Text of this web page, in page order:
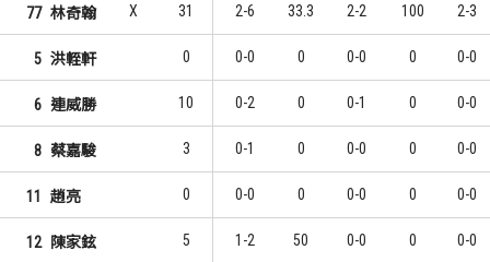
77 林奇翰 X 31 2-6 33.3 2-2 100 2-3
5 洪輊軒 0 0-0 0 0-0 0 0-0
6 連威勝 10 0-2 0 0-1 0 0-0
8 蔡嘉駿 3 0-1 0 0-0 0 0-0
11 趙亮 0 0-0 0 0-0 0 0-0
12 陳家鉉 5 1-2 50 0-0 0 0-0